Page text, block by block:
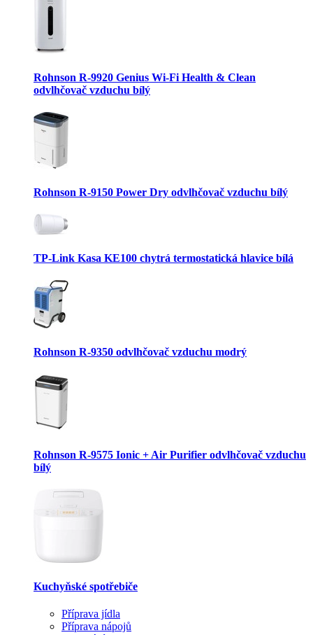
Rohnson R-9920 Genius Wi-Fi Health & Clean
odvlhčovač vzduchu bílý
Rohnson R-9150 Power Dry odvlhčovač vzduchu bílý
TP-Link Kasa KE100 chytrá termostatická hlavice bílá
Rohnson R-9350 odvlhčovač vzduchu modrý
Rohnson R-9575 Ionic + Air Purifier odvlhčovač vzduchu
bílý
Kuchyňské spotřebiče
Příprava jídla
Příprava nápojů